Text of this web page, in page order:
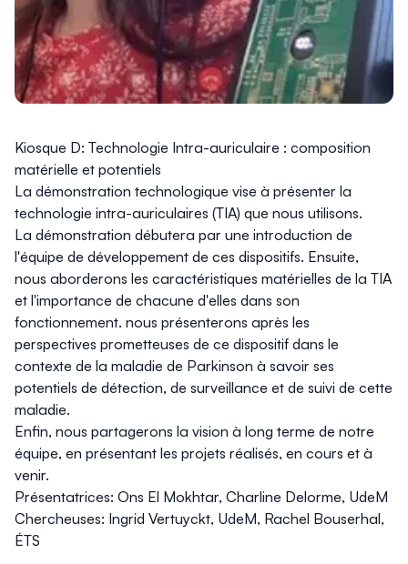
Kiosque D: Technologie Intra-auriculaire : composition
matérielle et potentiels
La démonstration technologique vise à présenter la
technologie intra-auriculaires (TIA) que nous utilisons.
La démonstration débutera par une introduction de
l'équipe de développement de ces dispositifs. Ensuite,
nous aborderons les caractéristiques matérielles de la TIA
et l'importance de chacune d'elles dans son
fonctionnement. nous présenterons après les
perspectives prometteuses de ce dispositif dans le
contexte de la maladie de Parkinson à savoir ses
potentiels de détection, de surveillance et de suivi de cette
maladie.
Enfin, nous partagerons la vision à long terme de notre
équipe, en présentant les projets réalisés, en cours et à
venir.
Présentatrices: Ons El Mokhtar, Charline Delorme, UdeM
Chercheuses: Ingrid Vertuyckt, UdeM, Rachel Bouserhal,
ÉTS